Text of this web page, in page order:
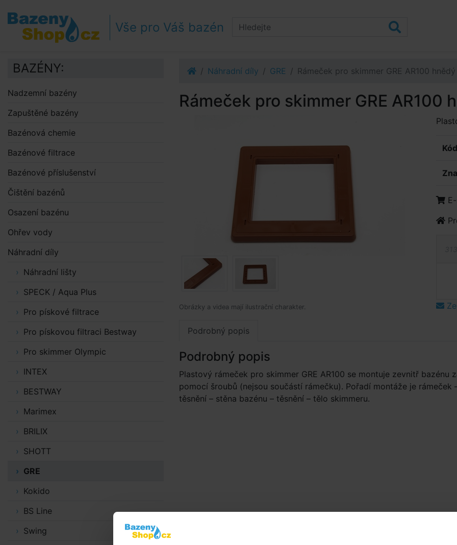
Přejít na obsah
Přejít k postrannímu sloupci
Klávesové zkratky
Vše pro Váš bazén
Náhradní díly GRE Rámeček pro skimmer GRE AR100 hnědý
Rámeček pro skimmer GRE AR100
Obrázky a videa mají ilustrační charakter.
Podrobný popis
Podrobný popis
Plastový rámeček pro skimmer GRE AR100 se montuje zevnitř bazénu
pomocí šroubů (nejsou součástí rámečku). Pořadí montáže je rámeček
těsnění – stěna bazénu – těsnění – tělo skimmeru.
BAZÉNY:
Nadzemní bazény
Zapuštěné bazény
Bazénová chemie
Bazénové filtrace
Bazénové příslušenství
Čištění bazénů
Osazení bazénu
Ohřev vody
Náhradní díly
Náhradní lišty
SPECK / Aqua Plus
Pro pískové filtrace
Pro pískovou filtraci Bestway
Pro skimmer Olympic
INTEX
BESTWAY
Marimex
BRILIX
SHOTT
GRE
Kokido
BS Line
Swing